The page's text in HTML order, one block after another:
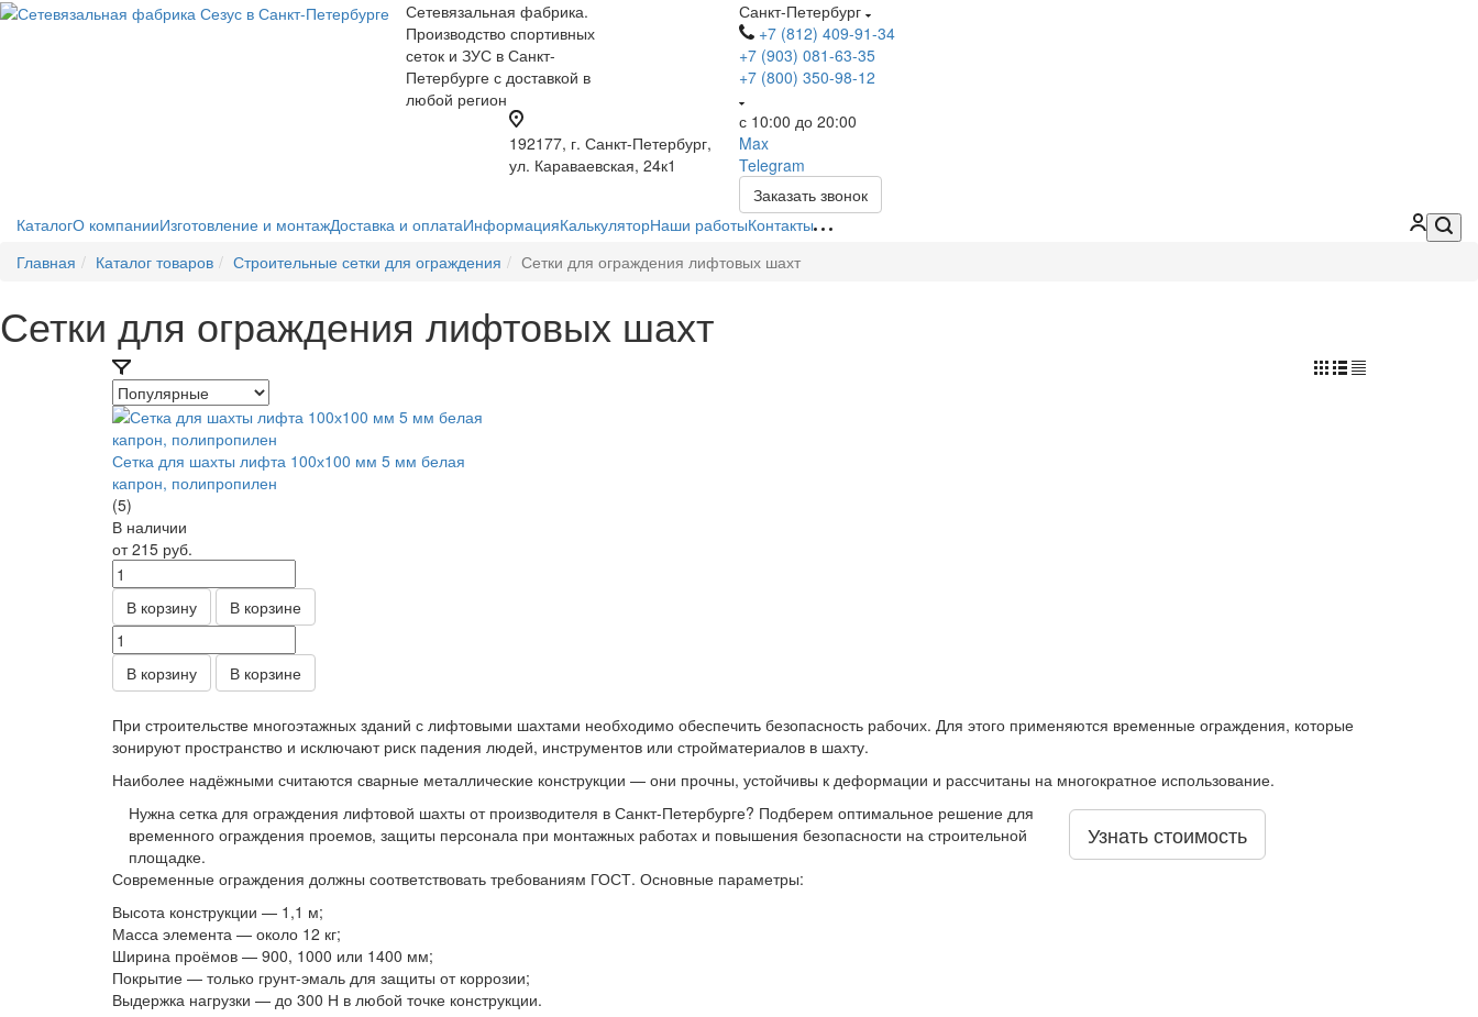
Сетевязальная фабрика.
Производство спортивных
сеток и ЗУС в Санкт-
Петербурге с доставкой в
любой регион
Санкт-Петербург
+7 (812) 409-91-34
+7 (903) 081-63-35
+7 (800) 350-98-12
с 10:00 до 20:00
Max
Telegram
Заказать звонок
192177, г. Санкт-Петербург,
ул. Караваевская, 24к1
КаталогО компанииИзготовление и монтажДоставка и оплатаИнформацияКалькуляторНаши работыКонтакты
Главная
Каталог товаров Строительные сетки для ограждения Сетки для ограждения лифтовых шахт
Сетки для ограждения лифтовых шахт
Сетка для шахты лифта 100х100 мм 5 мм белая
капрон, полипропилен
(5)
В наличии
от 215 руб.
В корзину В корзине
В корзину В корзине
При строительстве многоэтажных зданий с лифтовыми шахтами необходимо обеспечить безопасность рабочих. Для этого применяются временные ограждения, которые
зонируют пространство и исключают риск падения людей, инструментов или стройматериалов в шахту.
Наиболее надёжными считаются сварные металлические конструкции — они прочны, устойчивы к деформации и рассчитаны на многократное использование.
Нужна сетка для ограждения лифтовой шахты от производителя в Санкт-Петербурге? Подберем оптимальное решение для
временного ограждения проемов, защиты персонала при монтажных работах и повышения безопасности на строительной
площадке.
Узнать стоимость
Современные ограждения должны соответствовать требованиям ГОСТ. Основные параметры:
Высота конструкции — 1,1 м;
Масса элемента — около 12 кг;
Ширина проёмов — 900, 1000 или 1400 мм;
Покрытие — только грунт-эмаль для защиты от коррозии;
Выдержка нагрузки — до 300 Н в любой точке конструкции.